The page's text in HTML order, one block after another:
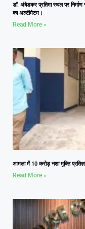
डॉ. अंबेडकर प्रतिमा स्थल पर
का अल्टीमेटम।
Read More »
आमला में 10 करोड़ नशा मुक्ति
Read More »